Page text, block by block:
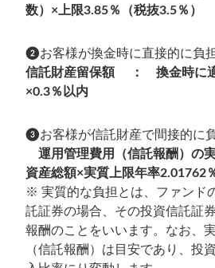
数）×上限3.85％（税抜3.5％）
❷お客様が換金時に直接的に負
信託財産留保額 ： 換金時に
×0.3％以内
❸お客様が信託財産で間接的に
運用管理費用（信託報酬）
資産総額×実質上限年率2.01762
※ 実質的な負担とは、ファンド
託証券の場合、その投資信託証
報酬のことをいいます。なお、
（信託報酬）は目安であり、投